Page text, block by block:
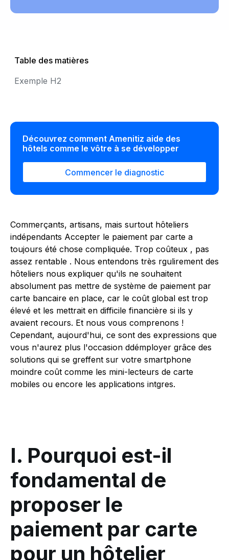
Table des matières
Exemple H2
Découvrez comment Amenitiz aide des
hôtels comme le vôtre à se développer
Commencer le diagnostic
Commerçants, artisans, mais surtout hôteliers
indépendants Accepter le paiement par carte a
toujours été chose compliquée. Trop coûteux , pas
assez rentable . Nous entendons très rgulirement des
hôteliers nous expliquer qu'ils ne souhaitent
absolument pas mettre de système de paiement par
carte bancaire en place, car le coût global est trop
élevé et les mettrait en difficile financière si ils y
avaient recours. Et nous vous comprenons !
Cependant, aujourd'hui, ce sont des expressions que
vous n'aurez plus l'occasion ddémployer grâce des
solutions qui se greffent sur votre smartphone
moindre coût comme les mini-lecteurs de carte
mobiles ou encore les applications intgres.
I. Pourquoi est-il
fondamental de
proposer le
paiement par carte
pour un hôtelier